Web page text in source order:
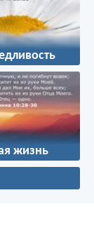
жизнь